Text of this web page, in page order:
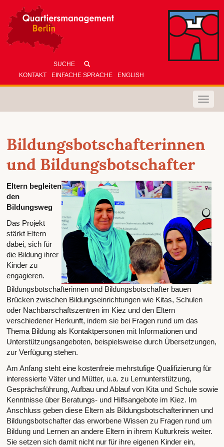
KONTAKT EINFACHE SPRACHE ENGLISH
Toggle
Bildungsbotschafterinnen
und Bildungsbotschafter
Eltern begleiten
den
Bildungsweg
Das Projekt
stärkt Eltern
dabei, sich für
die Bildung ihrer
Kinder zu
engagieren.
Bildungsbotschafterinnen und Bildungsbotschafter bauen
Brücken zwischen Bildungseinrichtungen wie Kitas, Schulen
oder Nachbarschaftszentren im Kiez und den Eltern
verschiedener Herkunft, indem sie bei Fragen rund um das
Thema Bildung als Kontaktpersonen mit Informationen und
Unterstützungsangeboten, beispielsweise durch Übersetzungen,
zur Verfügung stehen.
Am Anfang steht eine kostenfreie mehrstufige Qualifizierung für
interessierte Väter und Mütter, u.a. zu Lernunterstützung,
Gesprächsführung, Aufbau und Ablauf von Kita und Schule sowie
Kenntnisse über Beratungs- und Hilfsangebote im Kiez. Im
Anschluss geben diese Eltern als Bildungsbotschafterinnen und
Bildungsbotschafter das erworbene Wissen zu Fragen rund um
Bildung und Lernen an andere Eltern in ihrem Kulturkreis weiter.
Sie setzen sich damit nicht nur für ihre eigenen Kinder ein,